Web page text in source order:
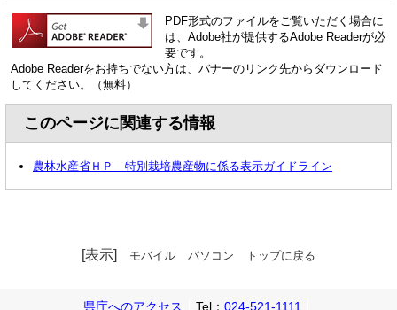
PDF形式のファイルをご覧いただく場合に
は、Adobe社が提供するAdobe Readerが必
要です。
Adobe Readerをお持ちでない方は、バナーのリンク先からダウンロード
してください。（無料）
このページに関連する情報
農林水産省ＨＰ 特別栽培農産物に係る表示ガイドライン
[表示] モバイル パソコン トップに戻る
県庁へのアクセス Tel： 024-521-1111